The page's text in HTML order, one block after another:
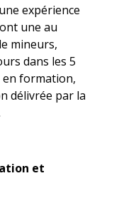
expérience
une au
mineurs,
dans les 5
en formation,
délivrée par la
et